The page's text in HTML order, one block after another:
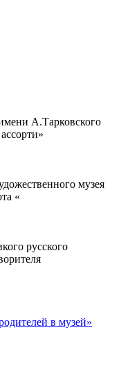
А.Тарковского
музея
«
русского
в музей»